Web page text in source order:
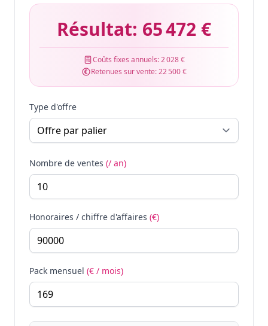
Résultat: 65 472 €
Coûts fixes annuels:2 028 €
Retenues sur vente:22 500 €
Type d'offre
Nombre de ventes (/ an)
Honoraires / chiffre d'affaires (€)
Pack mensuel (€ / mois)